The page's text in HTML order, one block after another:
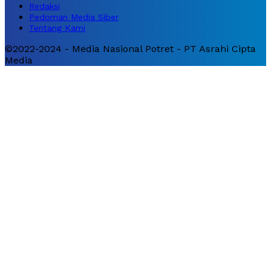
Redaksi
Pedoman Media Siber
Tentang Kami
©2022-2024 - Media Nasional Potret - PT Asrahi Cipta
Media